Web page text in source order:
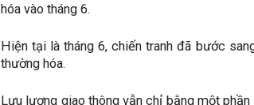
hóa vào tháng 6.
Hiện tại là tháng 6, chiến tranh đã bước
thường hóa.
Lưu lượng giao thông vẫn chỉ bằng một